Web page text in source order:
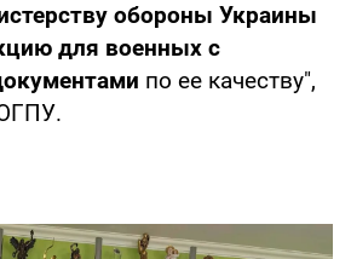
обороны Украины
для военных с
по ее качеству",